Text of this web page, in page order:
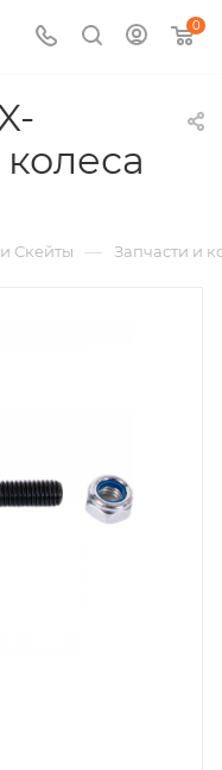
0
Скейты — Запчасти и